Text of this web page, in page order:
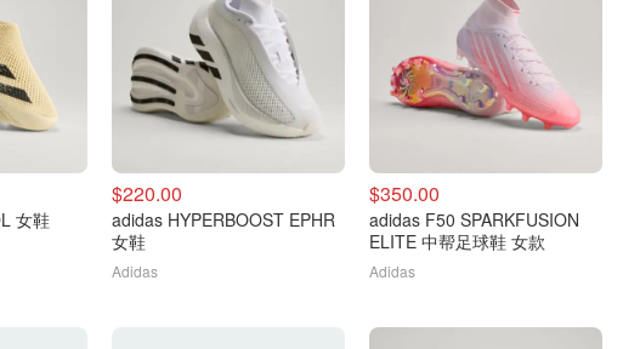
女鞋
$220.00
adidas HYPERBOOST EPHR
女鞋
Adidas
$350.00
adidas F50 SPARKFUSION
ELITE 中帮足球鞋 女款
Adidas